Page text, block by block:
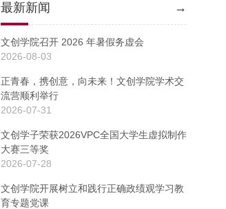
最新新闻 →
文创学院召开 2026 年暑假务虚会
2026-08-03
正青春，携创意，向未来！文创学院学术交
流营顺利举行
2026-07-31
文创学子荣获2026VPC全国大学生虚拟制作
大赛三等奖
2026-07-28
文创学院开展树立和践行正确政绩观学习教
育专题党课